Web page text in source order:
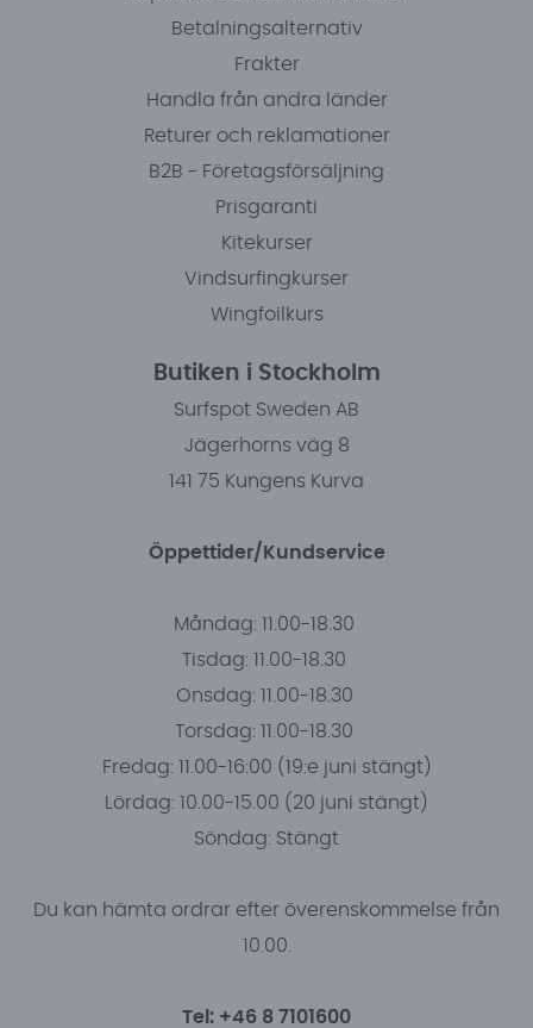
Betalningsalternativ
Frakter
Handla från andra länder
Returer och reklamationer
B2B - Företagsförsäljning
Prisgaranti
Kitekurser
Vindsurfingkurser
Wingfoilkurs
Butiken i Stockholm
Surfspot Sweden AB
Jägerhorns väg 8
141 75 Kungens Kurva
Öppettider/Kundservice
Måndag: 11.00-18.30
Tisdag: 11.00-18.30
Onsdag: 11.00-18.30
Torsdag: 11.00-18.30
Fredag: 11.00-16:00 (19:e juni stängt)
Lördag: 10.00-15.00 (20 juni stängt)
Söndag: Stängt
Du kan hämta ordrar efter överenskommelse från
10.00.
Tel: +46 8 7101600